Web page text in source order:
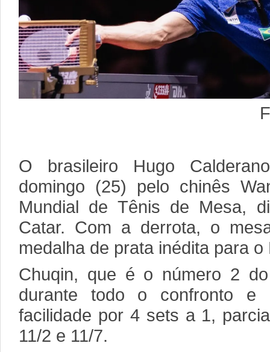
Foto:
O brasileiro Hugo
domingo (25) pelo chinês
Mundial de Tênis de Mesa,
Catar. Com a derrota, o
medalha de prata inédita para o
Chuqin, que é o número 2
durante todo o confronto e
facilidade por 4 sets a 1,
11/2 e 11/7.